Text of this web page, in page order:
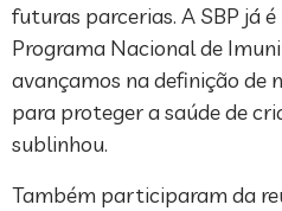
futuras parcerias. A SBP já
Programa Nacional de
avançamos na definição de
para proteger a saúde de
sublinhou.
Também participaram da